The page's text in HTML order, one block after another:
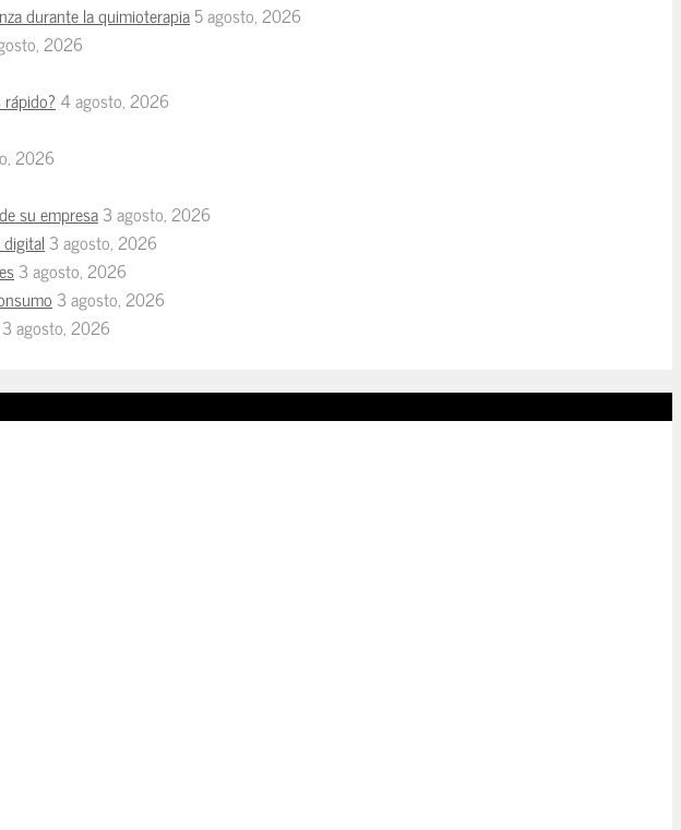
durante la quimioterapia5 agosto, 2026
2026
4 agosto, 2026
2026
su empresa3 agosto, 2026
3 agosto, 2026
3 agosto, 2026
3 agosto, 2026
3 agosto, 2026